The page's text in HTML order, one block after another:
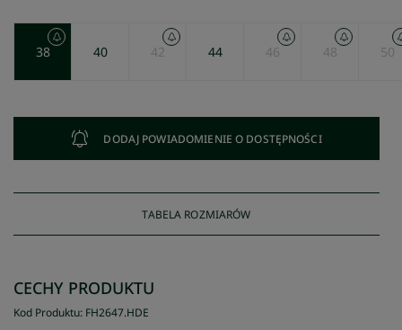
38 40 42 44 46 48 50
DODAJ POWIADOMIENIE O DOSTĘPNOŚCI
TABELA ROZMIARÓW
CECHY PRODUKTU
Kod Produktu: FH2647.HDE